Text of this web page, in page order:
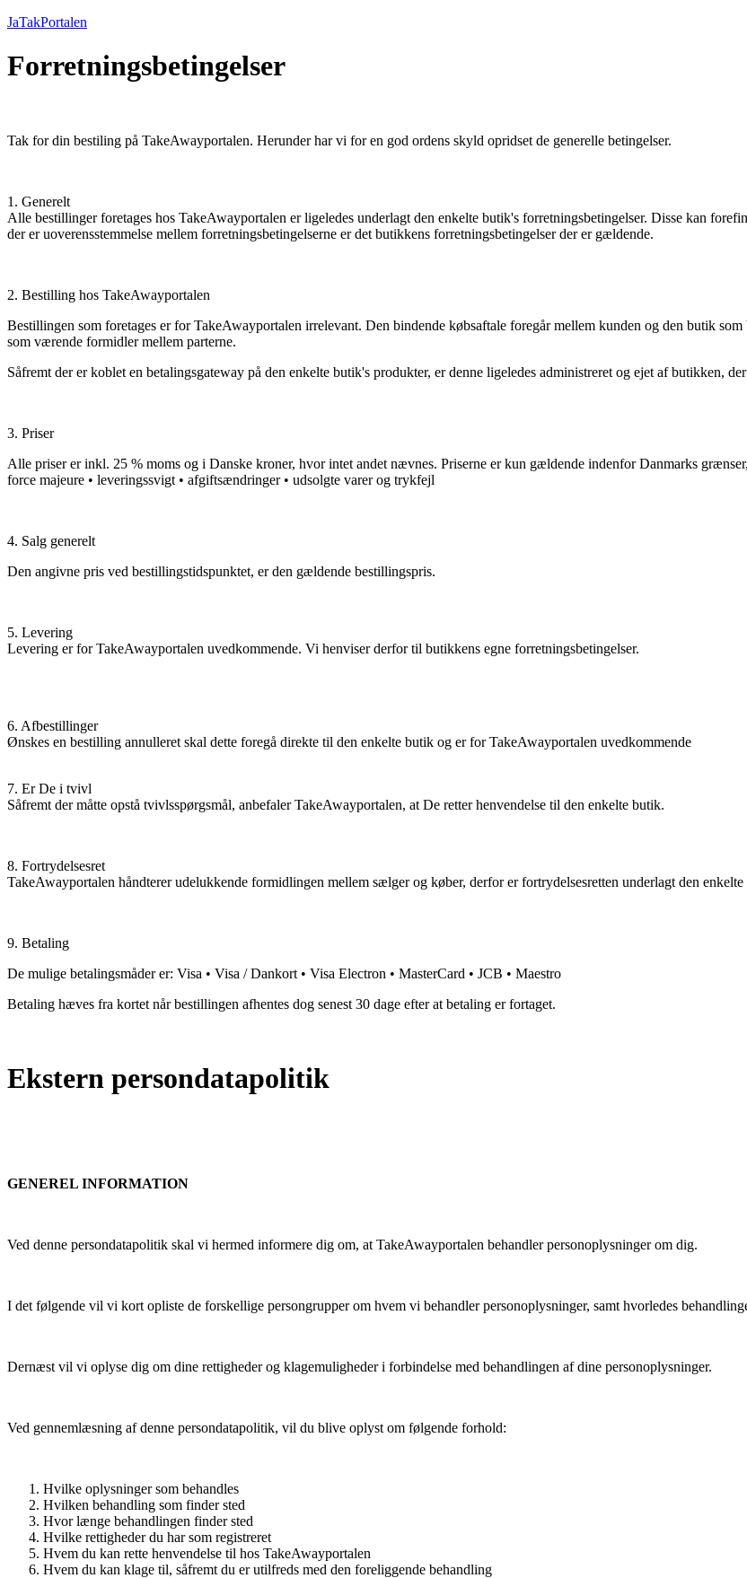
JaTakPortalen
Forretningsbetingelser
Tak for din bestiling på TakeAwayportalen. Herunder har vi for en god ordens skyld opridset de generelle betingelser.
1. Generelt
Alle bestillinger foretages hos TakeAwayportalen er ligeledes underlagt den enkelte butik's forretningsbetingelser. Disse kan
der er uoverensstemmelse mellem forretningsbetingelserne er det butikkens forretningsbetingelser der er gældende.
2. Bestilling hos TakeAwayportalen
Bestillingen som foretages er for TakeAwayportalen irrelevant. Den bindende købsaftale foregår mellem kunden og den butik
som værende formidler mellem parterne.
Såfremt der er koblet en betalingsgateway på den enkelte butik's produkter, er denne ligeledes administreret og ejet af butikken,
3. Priser
Alle priser er inkl. 25 % moms og i Danske kroner, hvor intet andet nævnes. Priserne er kun gældende indenfor Danmarks
force majeure • leveringssvigt • afgiftsændringer • udsolgte varer og trykfejl
4. Salg generelt
Den angivne pris ved bestillingstidspunktet, er den gældende bestillingspris.
5. Levering
Levering er for TakeAwayportalen uvedkommende. Vi henviser derfor til butikkens egne forretningsbetingelser.
6. Afbestillinger
Ønskes en bestilling annulleret skal dette foregå direkte til den enkelte butik og er for TakeAwayportalen uvedkommende
7. Er De i tvivl
Såfremt der måtte opstå tvivlsspørgsmål, anbefaler TakeAwayportalen, at De retter henvendelse til den enkelte butik.
8. Fortrydelsesret
TakeAwayportalen håndterer udelukkende formidlingen mellem sælger og køber, derfor er fortrydelsesretten underlagt den enkelte
9. Betaling
De mulige betalingsmåder er: Visa • Visa / Dankort • Visa Electron • MasterCard • JCB • Maestro
Betaling hæves fra kortet når bestillingen afhentes dog senest 30 dage efter at betaling er fortaget.
Ekstern persondatapolitik
GENEREL INFORMATION
Ved denne persondatapolitik skal vi hermed informere dig om, at TakeAwayportalen behandler personoplysninger om dig.
I det følgende vil vi kort opliste de forskellige persongrupper om hvem vi behandler personoplysninger, samt hvorledes
Dernæst vil vi oplyse dig om dine rettigheder og klagemuligheder i forbindelse med behandlingen af dine personoplysninger.
Ved gennemlæsning af denne persondatapolitik, vil du blive oplyst om følgende forhold:
Hvilke oplysninger som behandles
Hvilken behandling som finder sted
Hvor længe behandlingen finder sted
Hvilke rettigheder du har som registreret
Hvem du kan rette henvendelse til hos TakeAwayportalen
Hvem du kan klage til, såfremt du er utilfreds med den foreliggende behandling